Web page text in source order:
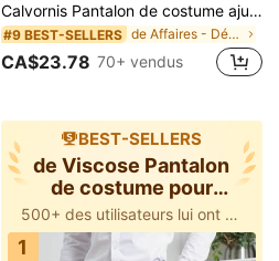
Calvornis Pantalon de costume ajusté minimaliste décontracté pour hommes, style navetteur, formel, cérémonie
#9 BEST-SELLERS de Affaires - Déplacements professionnels Pantalon
CA$23.78 70+ vendus
BEST-SELLERS
de Viscose Pantalon
de costume pour
homme
500+ des utilisateurs lui ont donné 5 étoiles
1